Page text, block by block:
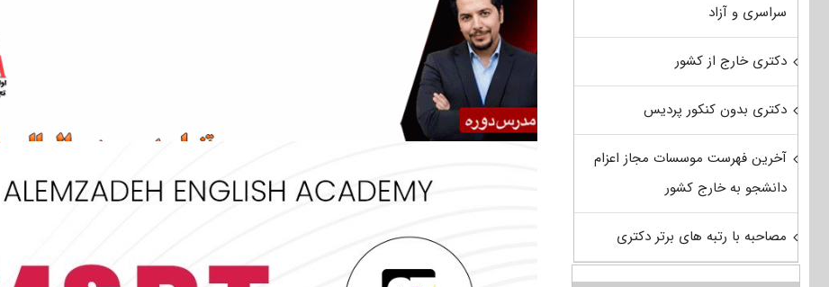
سراسری و آزاد
دکتری خارج از کشور
دکتری بدون کنکور پردیس
آخرین فهرست موسسات مجاز اعزام
دانشجو به خارج کشور
مصاحبه با رتبه های برتر دکتری